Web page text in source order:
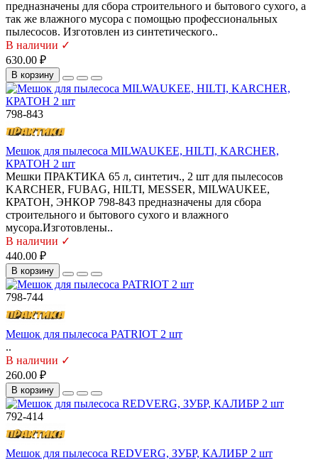
предназначены для сбора строительного и бытового сухого, а
так же влажного мусора с помощью профессиональных
пылесосов. Изготовлен из синтетического..
В наличии ✓
630.00 ₽
В корзину
798-843
Мешок для пылесоса MILWAUKEE, HILTI, KARCHER,
КРАТОН 2 шт
Мешки ПРАКТИКА 65 л, синтетич., 2 шт для пылесосов
KARCHER, FUBAG, HILTI, MESSER, MILWAUKEE,
КРАТОН, ЭНКОР 798-843 предназначены для сбора
строительного и бытового сухого и влажного
мусора.Изготовлены..
В наличии ✓
440.00 ₽
В корзину
798-744
Мешок для пылесоса PATRIOT 2 шт
..
В наличии ✓
260.00 ₽
В корзину
792-414
Мешок для пылесоса REDVERG, ЗУБР, КАЛИБР 2 шт